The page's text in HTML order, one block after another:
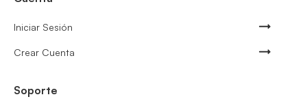
Iniciar Sesión
Crear Cuenta
Soporte